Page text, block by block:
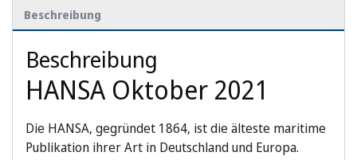
Beschreibung
Beschreibung
HANSA Oktober 2021
Die HANSA, gegründet 1864, ist die älteste maritime
Publikation ihrer Art in Deutschland und Europa.